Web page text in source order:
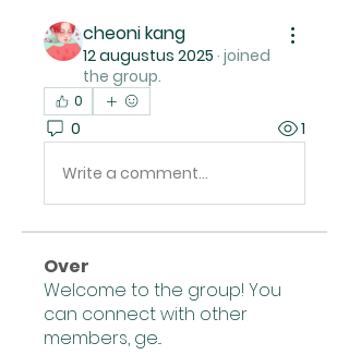
cheoni kang
12 augustus 2025 · joined
the group.
0
0 1
Write a comment...
Over
Welcome to the group! You
can connect with other
members, ge...